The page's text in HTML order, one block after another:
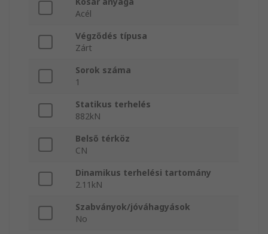
Acél
Végződés típusa
Zárt
Sorok száma
1
Statikus terhelés
882kN
Belső térköz
CN
Dinamikus terhelési tartomány
2.11kN
Szabványok/jóváhagyások
No